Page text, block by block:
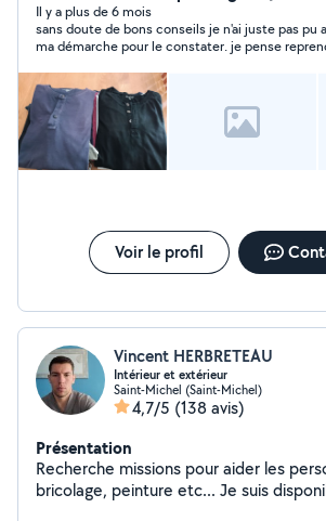
Il y a plus de 6 mois
sans doute de bons conseils je n'ai juste pas pu
ma démarche pour le constater. je pense
contact
Voir le profil
Vincent HERBRETEAU
Intérieur et extérieur
Saint-Michel (Saint-Michel)
4,7/5 (138 avis)
Présentation
Recherche missions pour aider les personnes.
bricolage, peinture etc... Je suis